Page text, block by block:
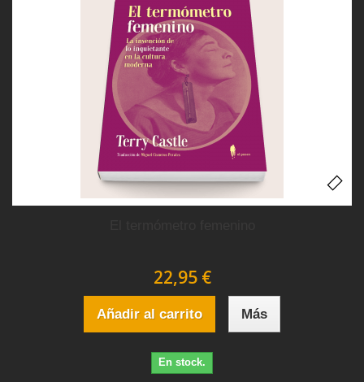
22,95 €
Añadir al carrito Más
En stock.